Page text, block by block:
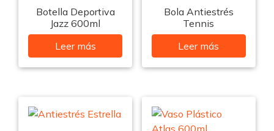
Botella Deportiva
Jazz 600ml
Leer más
Bola Antiestrés
Tennis
Leer más